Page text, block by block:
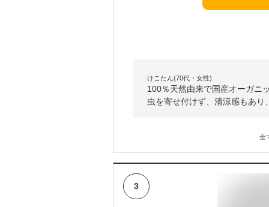
けこたん(70代・女性)
100％天然由来で国産オーガニ
虫を寄せ付けず、清涼感もあり
全
3